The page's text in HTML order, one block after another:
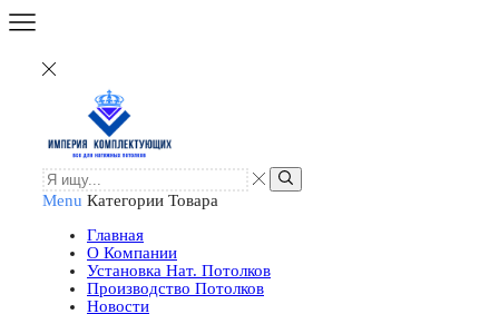
Menu Категории Товара
Главная
О Компании
Установка Нат. Потолков
Производство Потолков
Новости